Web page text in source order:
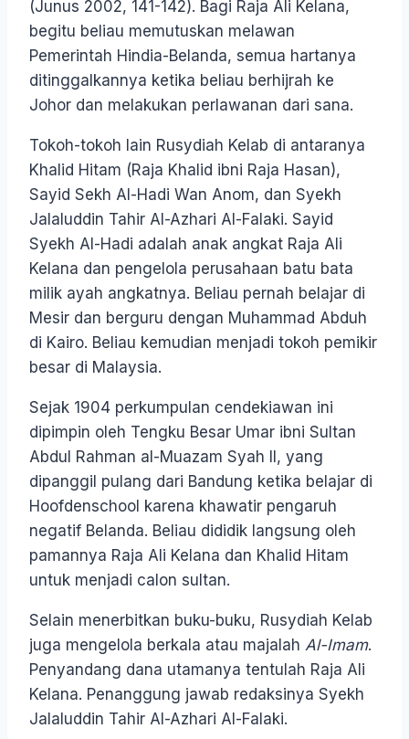
(Junus 2002, 141-142). Bagi Raja Ali Kelana,
begitu beliau memutuskan melawan
Pemerintah Hindia-Belanda, semua hartanya
ditinggalkannya ketika beliau berhijrah ke
Johor dan melakukan perlawanan dari sana.
Tokoh-tokoh lain Rusydiah Kelab di antaranya
Khalid Hitam (Raja Khalid ibni Raja Hasan),
Sayid Sekh Al-Hadi Wan Anom, dan Syekh
Jalaluddin Tahir Al-Azhari Al-Falaki. Sayid
Syekh Al-Hadi adalah anak angkat Raja Ali
Kelana dan pengelola perusahaan batu bata
milik ayah angkatnya. Beliau pernah belajar di
Mesir dan berguru dengan Muhammad Abduh
di Kairo. Beliau kemudian menjadi tokoh pemikir
besar di Malaysia.
Sejak 1904 perkumpulan cendekiawan ini
dipimpin oleh Tengku Besar Umar ibni Sultan
Abdul Rahman al-Muazam Syah II, yang
dipanggil pulang dari Bandung ketika belajar di
Hoofdenschool karena khawatir pengaruh
negatif Belanda. Beliau dididik langsung oleh
pamannya Raja Ali Kelana dan Khalid Hitam
untuk menjadi calon sultan.
Selain menerbitkan buku-buku, Rusydiah Kelab
juga mengelola berkala atau majalah Al-Imam.
Penyandang dana utamanya tentulah Raja Ali
Kelana. Penanggung jawab redaksinya Syekh
Jalaluddin Tahir Al-Azhari Al-Falaki.